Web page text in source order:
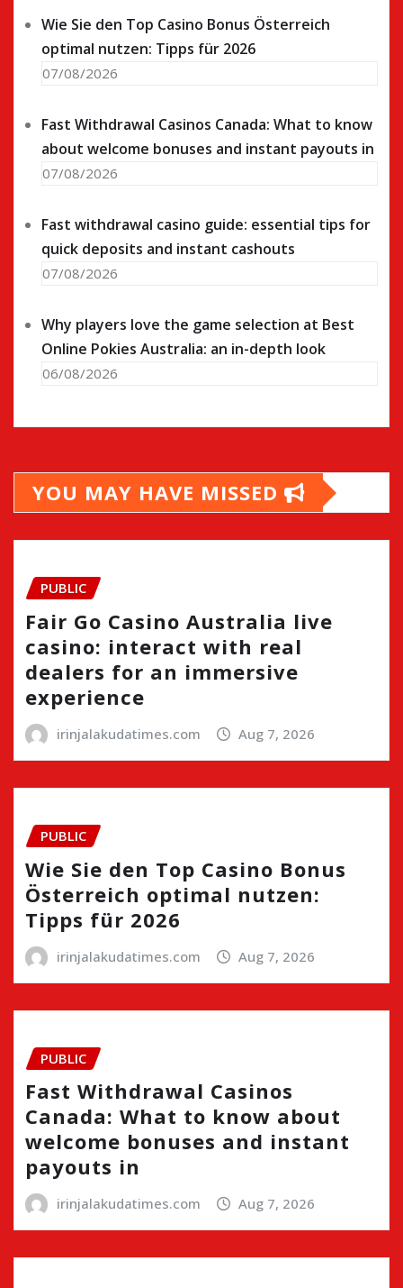
Wie Sie den Top Casino Bonus Österreich
optimal nutzen: Tipps für 2026
07/08/2026
Fast Withdrawal Casinos Canada: What to know
about welcome bonuses and instant payouts in
07/08/2026
Fast withdrawal casino guide: essential tips for
quick deposits and instant cashouts
07/08/2026
Why players love the game selection at Best
Online Pokies Australia: an in-depth look
06/08/2026
YOU MAY HAVE MISSED
PUBLIC
Fair Go Casino Australia live
casino: interact with real
dealers for an immersive
experience
irinjalakudatimes.com Aug 7, 2026
PUBLIC
Wie Sie den Top Casino Bonus
Österreich optimal nutzen:
Tipps für 2026
irinjalakudatimes.com Aug 7, 2026
PUBLIC
Fast Withdrawal Casinos
Canada: What to know about
welcome bonuses and instant
payouts in
irinjalakudatimes.com Aug 7, 2026